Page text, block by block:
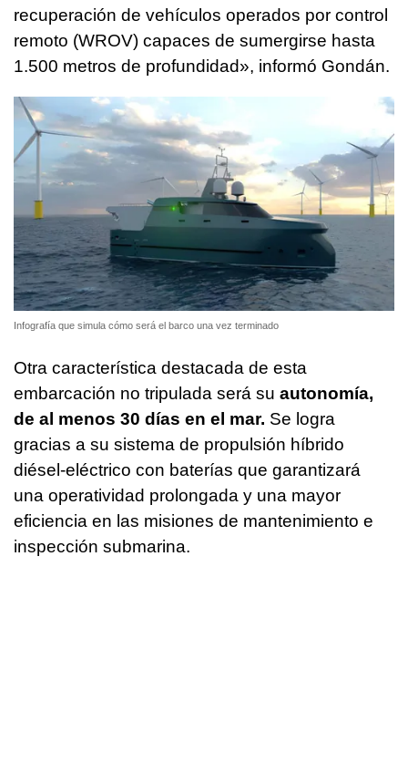
recuperación de vehículos operados por control
remoto (WROV) capaces de sumergirse hasta
1.500 metros de profundidad», informó Gondán.
Infografía que simula cómo será el barco una vez terminado
Otra característica destacada de esta
embarcación no tripulada será su autonomía,
de al menos 30 días en el mar. Se logra
gracias a su sistema de propulsión híbrido
diésel-eléctrico con baterías que garantizará
una operatividad prolongada y una mayor
eficiencia en las misiones de mantenimiento e
inspección submarina.